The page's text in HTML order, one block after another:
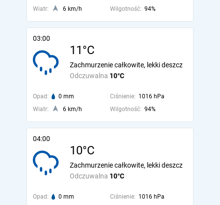
Wiatr:
6 km/h Wilgotność: 94%
03:00
11°C
Odczuwalna 10°C
Zachmurzenie całkowite, lekki deszcz
Opad: 0 mm Ciśnienie: 1016 hPa
Wiatr:
6 km/h Wilgotność: 94%
04:00
10°C
Odczuwalna 10°C
Zachmurzenie całkowite, lekki deszcz
Opad: 0 mm Ciśnienie: 1016 hPa